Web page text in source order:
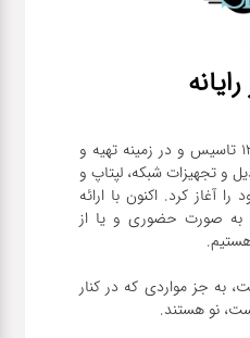
فروشگاه سپهررایانه در سال 1388 تاسیس و در زمینه تهیه و
و تجهیزات شبکه، لپتاپ و
را آغاز کرد. اکنون با ارائه
صورت حضوری و یا از
به جز مواردی که در کنار